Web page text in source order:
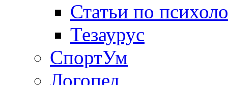
Статьи по
Тезаурус
СпортУм
Логопед